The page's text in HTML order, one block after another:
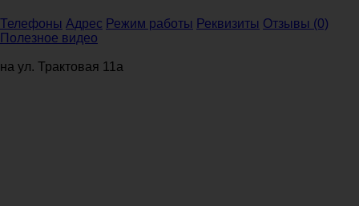
Телефоны Адрес Режим работы Реквизиты Отзывы (0)
Полезное видео
на ул. Трактовая 11а